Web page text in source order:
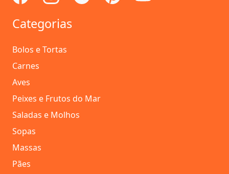
Categorias
Bolos e Tortas
Carnes
Aves
Peixes e Frutos do Mar
Saladas e Molhos
Sopas
Massas
Pães